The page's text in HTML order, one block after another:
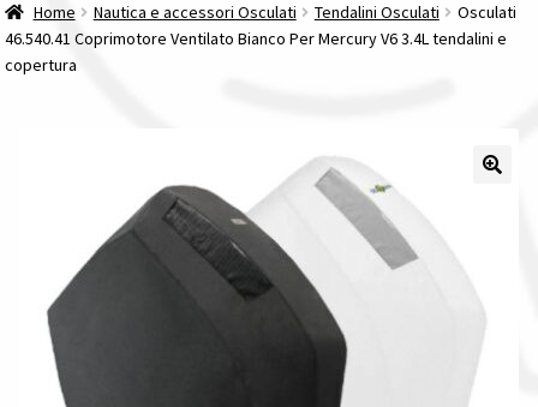
Contatti
Condizioni generali
Acquisti in rete pubblica amministrazione
Assicurazione integrativa Garanzia3
Home Nautica e accessori Osculati Tendalini Osculati
Osculati
46.540.41 Coprimotore Ventilato Bianco Per Mercury V6 3.4L tendalini e
copertura